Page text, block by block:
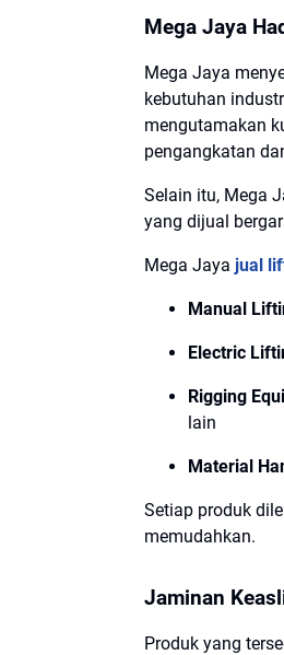
Mega Jaya
Mega Jaya
kebutuhan
mengutamakan
pengangkatan
Selain itu, Mega
yang dijual
Mega Jaya jual
Manual
Electric
Rigging
lain
Material
Setiap produk
memudahkan.
Jaminan
Produk yang